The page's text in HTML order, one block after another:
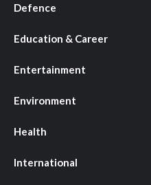
Defence
Education & Career
Entertainment
Environment
Health
International